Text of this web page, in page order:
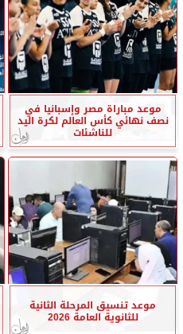
موعد مباراة مصر وإسبانيا في
نصف نهائي كأس العالم لكرة اليد
للناشئات
موعد تنسيق المرحلة الثانية
للثانوية العامة 2026